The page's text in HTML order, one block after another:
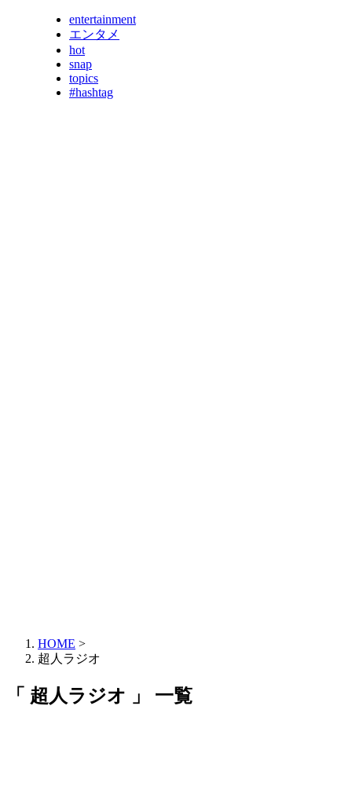
entertainment
エンタメ
hot
snap
topics
#hashtag
HOME >
超人ラジオ
「 超人ラジオ 」 一覧